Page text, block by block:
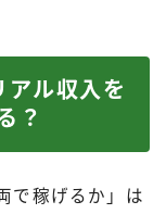
アル収入を
？
で稼げるか」は